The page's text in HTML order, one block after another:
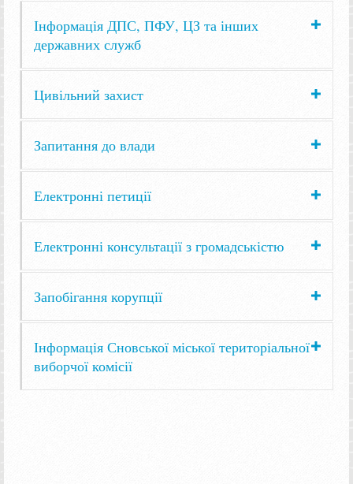
Інформація ДПС, ПФУ, ЦЗ та інших
державних служб
Цивільний захист
Запитання до влади
Електронні петиції
Електронні консультації з громадськістю
Запобігання корупції
Інформація Сновської міської територіальної
виборчої комісії